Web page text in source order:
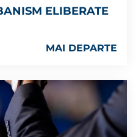
ELIBERATE
MAI DEPARTE